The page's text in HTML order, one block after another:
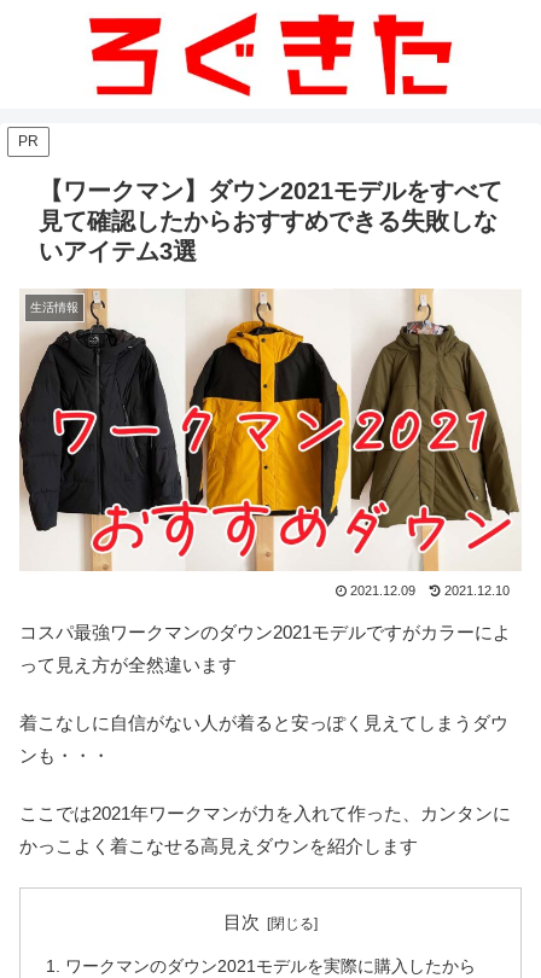
PR
【ワークマン】ダウン2021モデルをすべて
見て確認したからおすすめできる失敗しな
いアイテム3選
生活情報
2021.12.09 2021.12.10
コスパ最強ワークマンのダウン2021モデルですがカラーによ
って見え方が全然違います
着こなしに自信がない人が着ると安っぽく見えてしまうダウ
ンも・・・
ここでは2021年ワークマンが力を入れて作った、カンタンに
かっこよく着こなせる高見えダウンを紹介します
目次
ワークマンのダウン2021モデルを実際に購入したから